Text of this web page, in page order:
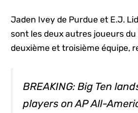
Jaden Ivey de Purdue et E.J.
sont les deux autres joueurs du
deuxième et troisième équipe,
BREAKING: Big Ten
players on AP All-